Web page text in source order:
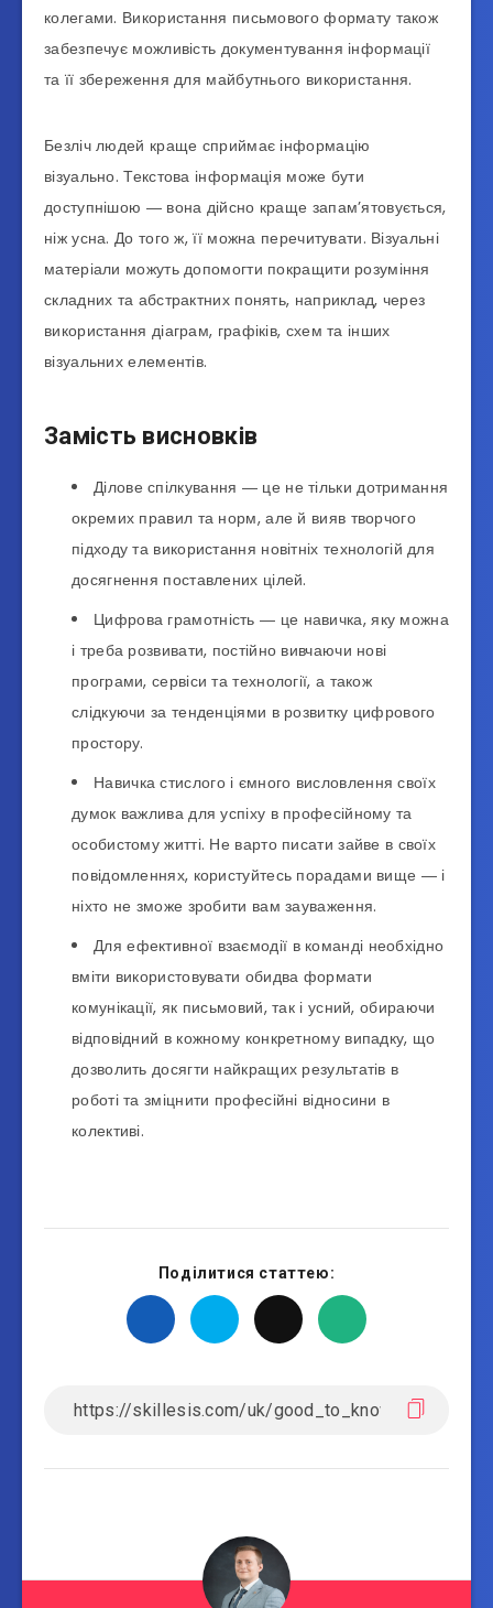
колегами. Використання письмового формату також
забезпечує можливість документування інформації
та її збереження для майбутнього використання.
Безліч людей краще сприймає інформацію
візуально. Текстова інформація може бути
доступнішою ― вона дійсно краще запам’ятовується,
ніж усна. До того ж, її можна перечитувати. Візуальні
матеріали можуть допомогти покращити розуміння
складних та абстрактних понять, наприклад, через
використання діаграм, графіків, схем та інших
візуальних елементів.
Замість висновків
Ділове спілкування ― це не тільки дотримання
окремих правил та норм, але й вияв творчого
підходу та використання новітніх технологій для
досягнення поставлених цілей.
Цифрова грамотність ― це навичка, яку можна
і треба розвивати, постійно вивчаючи нові
програми, сервіси та технології, а також
слідкуючи за тенденціями в розвитку цифрового
простору.
Навичка стислого і ємного висловлення своїх
думок важлива для успіху в професійному та
особистому житті. Не варто писати зайве в своїх
повідомленнях, користуйтесь порадами вище ― і
ніхто не зможе зробити вам зауваження.
Для ефективної взаємодії в команді необхідно
вміти використовувати обидва формати
комунікації, як письмовий, так і усний, обираючи
відповідний в кожному конкретному випадку, що
дозволить досягти найкращих результатів в
роботі та зміцнити професійні відносини в
колективі.
Поділитися статтею: